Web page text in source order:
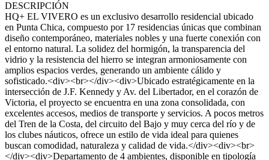
DESCRIPCIÓN
HQ+ EL VIVERO es un exclusivo desarrollo residencial ubicado
en Punta Chica, compuesto por 17 residencias únicas que combinan
diseño contemporáneo, materiales nobles y una fuerte conexión con
el entorno natural. La solidez del hormigón, la transparencia del
vidrio y la resistencia del hierro se integran armoniosamente con
amplios espacios verdes, generando un ambiente cálido y
sofisticado.<div><br></div><div>Ubicado estratégicamente en la
intersección de J.F. Kennedy y Av. del Libertador, en el corazón de
Victoria, el proyecto se encuentra en una zona consolidada, con
excelentes accesos, medios de transporte y servicios. A pocos metros
del Tren de la Costa, del circuito del Bajo y muy cerca del río y de
los clubes náuticos, ofrece un estilo de vida ideal para quienes
buscan comodidad, naturaleza y calidad de vida.</div><div><br>
</div><div>Departamento de 4 ambientes, disponible en tipología